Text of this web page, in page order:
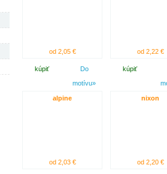
od 2,05 €
kúpiť
Do
motívu»
od 2,22 €
kúpiť
alpine
od 2,03 €
nixon
od 2,20 €